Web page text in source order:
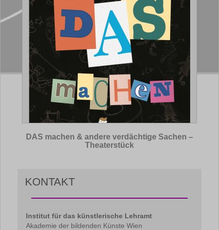
DAS machen & andere verdächtige Sachen –
Theaterstück
KONTAKT
Institut für das künstlerische Lehramt
Akademie der bildenden Künste Wien